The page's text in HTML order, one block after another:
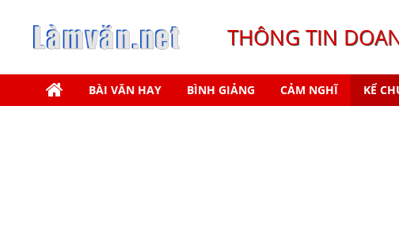
THÔNG TIN
BÀI VĂN HAY BÌNH GIẢNG CẢM NGHĨ KỂ